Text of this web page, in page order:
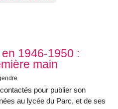
1946-1950 :
main
pour publier son
au lycée du Parc, et de ses